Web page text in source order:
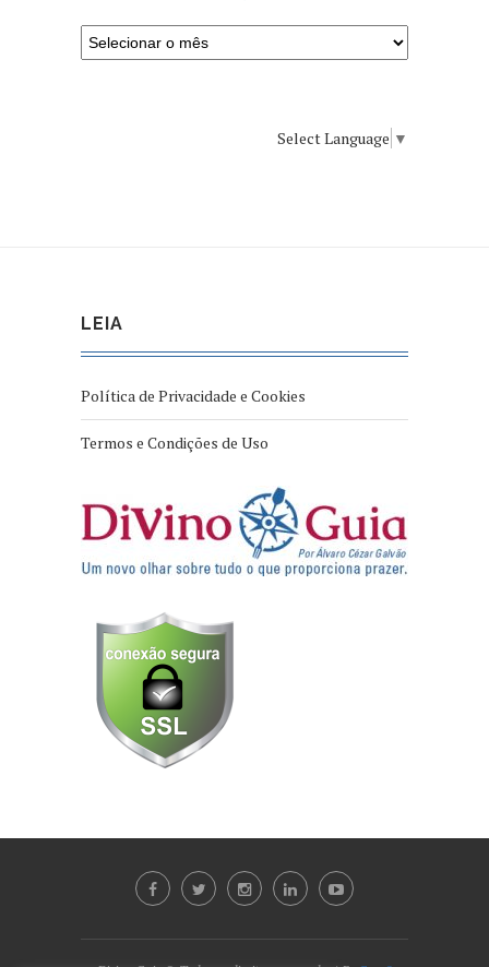
Select Language ▼
LEIA
Política de Privacidade e Cookies
Termos e Condições de Uso